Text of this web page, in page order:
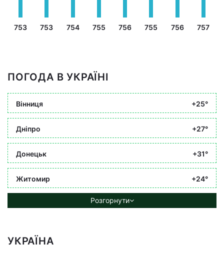
753 753 754 755 756 755 756 757
ПОГОДА В УКРАЇНІ
Вінниця +25°
Дніпро +27°
Донецьк +31°
Житомир +24°
Розгорнути
УКРАЇНА